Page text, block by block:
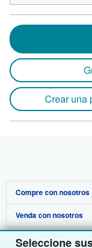
Seleccione
Crear una
Compre con nosotros
Búsqueda avanzada
Colecciones
Venda con nosotros
Comenzar a vender
Sobre nosotros